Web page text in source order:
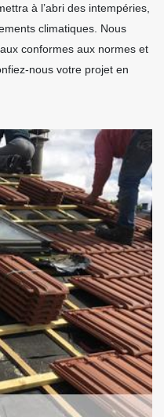
à l’abri des intempéries,
climatiques. Nous
conformes aux normes et
nous votre projet en